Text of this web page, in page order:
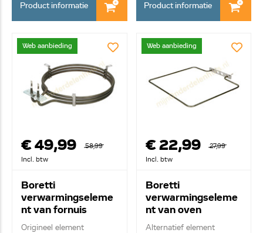
Product informatie Product informatie
Web aanbieding
€ 49,99
58,99
Incl. btw
Boretti
verwarmingseleme
nt van fornuis
A45834
Origineel element
Web aanbieding
€ 22,99
27,99
Incl. btw
Boretti
verwarmingseleme
nt van oven
A45818
Alternatief element